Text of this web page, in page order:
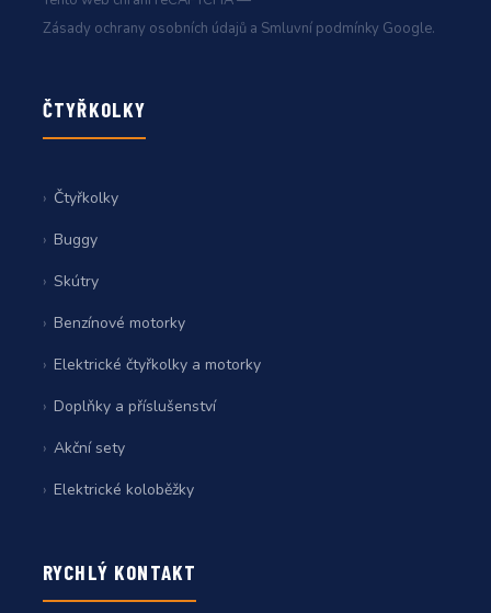
Zásady ochrany osobních údajů a Smluvní podmínky Google.
ČTYŘKOLKY
Čtyřkolky
Buggy
Skútry
Benzínové motorky
Elektrické čtyřkolky a motorky
Doplňky a příslušenství
Akční sety
Elektrické koloběžky
RYCHLÝ KONTAKT